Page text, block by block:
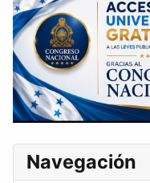
Navegación